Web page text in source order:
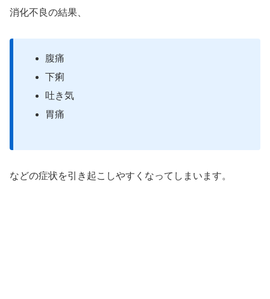
消化不良の結果、
腹痛
下痢
吐き気
胃痛
などの症状を引き起こしやすくなってしまいます。